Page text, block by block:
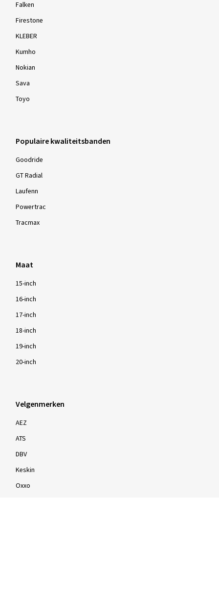
Falken
Firestone
KLEBER
Kumho
Nokian
Sava
Toyo
Populaire kwaliteitsbanden
Goodride
GT Radial
Laufenn
Powertrac
Tracmax
Maat
15-inch
16-inch
17-inch
18-inch
19-inch
20-inch
Velgenmerken
AEZ
ATS
DBV
Keskin
Oxxo